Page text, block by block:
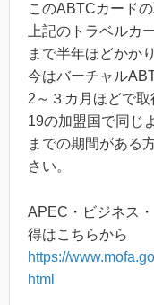
このABTCカード
上記のトラベルカ
まで半年ほどかか
今はバーチャル
2～３カ月ほどで取
19の加盟国で同じ
までの期間がある
さい。
APEC・ビジネス
得はこちらから
https://
html